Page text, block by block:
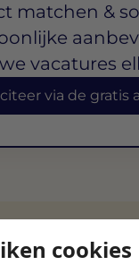
cookies
matchen &
vacatures
via de gratis